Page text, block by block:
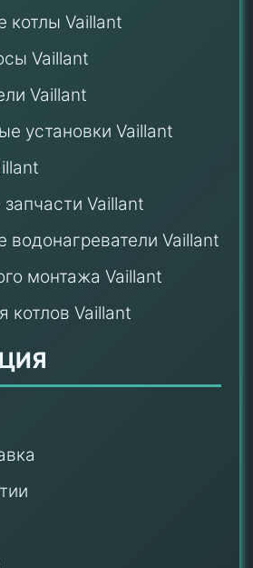
котлы Vaillant
Vaillant
Vaillant
установки Vaillant
Vaillant
водонагреватели Vaillant
монтажа Vaillant
Vaillant